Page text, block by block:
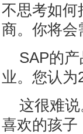
不思考如何
商。你将会
SAP的
业。您认为
这很难
喜欢的孩子